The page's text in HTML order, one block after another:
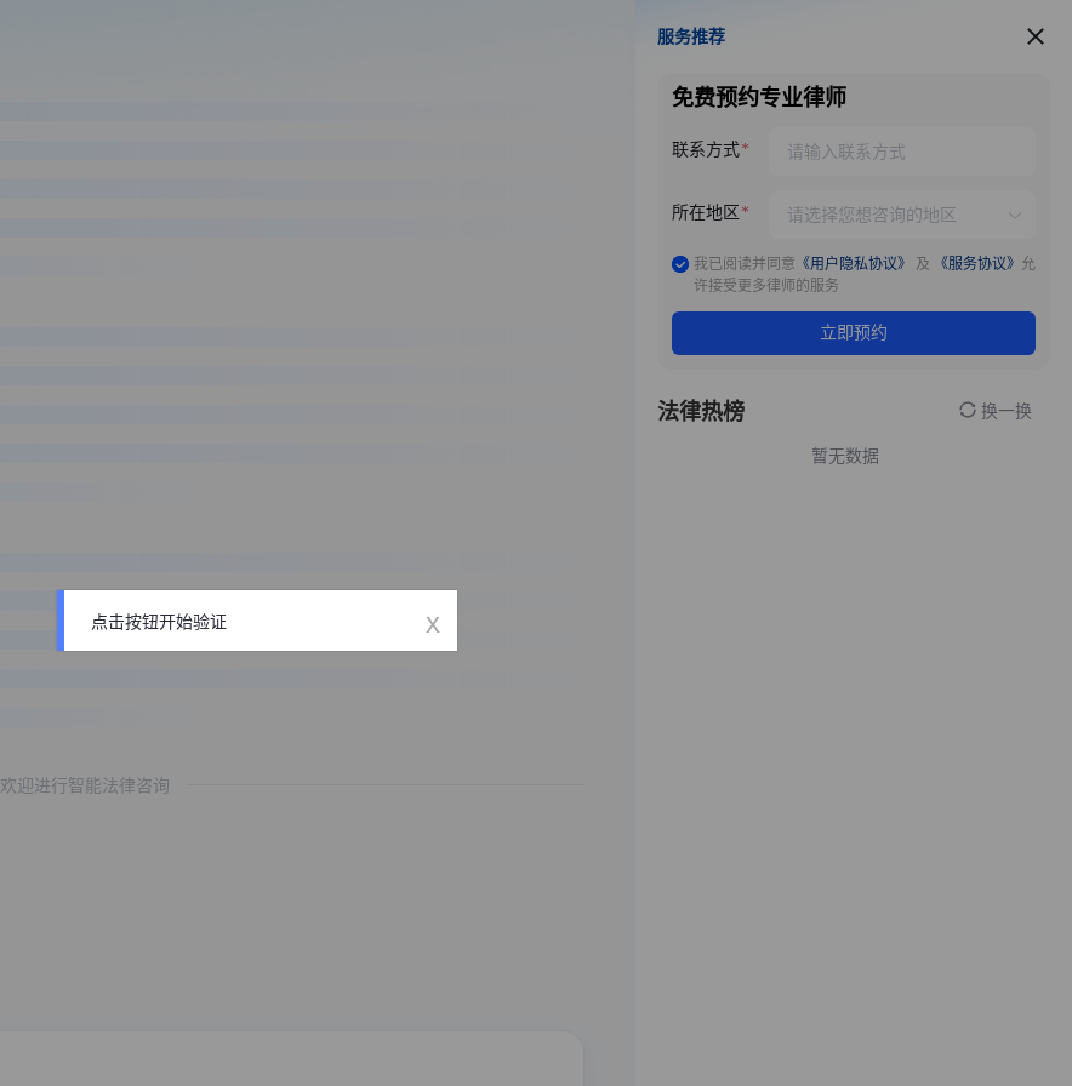
欢迎进行智能法律咨询
服务推荐
服务推荐
免费预约专业律师
联系方式
所在地区
我已阅读并同意 《用户隐私协议》 及 《服务协议》 允
许接受更多律师的服务
立即预约
法律热榜 换一换
暂无数据
点击按钮开始验证 x